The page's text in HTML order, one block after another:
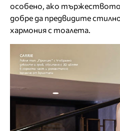
особено, ако тържеството
добре да предвидите
хармония с тоалета.